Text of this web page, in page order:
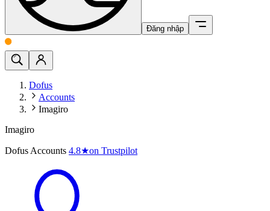
Đăng nhập
Dofus
Accounts
Imagiro
Imagiro
Dofus Accounts 4.8★on Trustpilot